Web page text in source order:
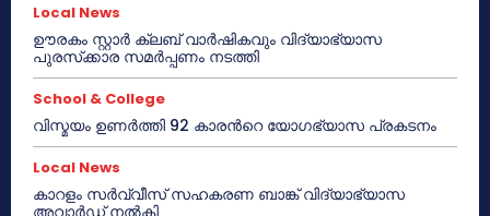
Local News
ഊരകം സ്റ്റാർ ക്ലബ് വാർഷികവും വിദ്യാഭ്യാസ
പുരസ്‌ക്കാര സമർപ്പണം നടത്തി
School & College
വിസ്മയം ഉണർത്തി 92 കാരൻറെ യോഗഭ്യാസ പ്രകടനം
Local News
കാറളം സർവ്വീസ് സഹകരണ ബാങ്ക് വിദ്യാഭ്യാസ
അവാർഡ് നൽകി